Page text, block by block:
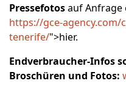
Pressefotosauf Anfrage
https://gce-
tenerife/">hier.
Endverbraucher-Infos
Broschüren und Fotos: